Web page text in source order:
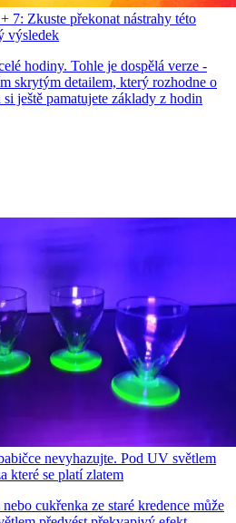
7: Zkuste překonat nástrahy této
výsledek
hodiny. Tohle je dospělá verze -
skrytým detailem, který rozhodne o
ještě pamatujete základy z hodin
nevyhazujte. Pod UV světlem
které se platí zlatem
cukřenka ze staré kredence může